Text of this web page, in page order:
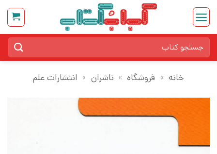
Skip
content
برای:
خانه » فروشگاه » ناشران » انتشارات علم